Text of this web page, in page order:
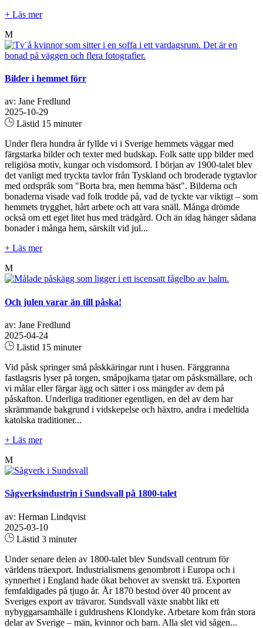
+ Läs mer
M
Bilder i hemmet förr
av: Jane Fredlund
2025-10-29
Lästid 15 minuter
Under flera hundra år fyllde vi i Sverige hemmets väggar med
färgstarka bilder och texter med budskap. Folk satte upp bilder med
religiösa motiv, kungar och visdomsord. I början av 1900-talet blev
det vanligt med tryckta tavlor från Tyskland och broderade tygtavlor
med ordspråk som "Borta bra, men hemma bäst". Bilderna och
bonaderna visade vad folk trodde på, vad de tyckte var viktigt – som
hemmets trygghet, hårt arbete och att vara snäll. Många drömde
också om ett eget litet hus med trädgård. Och än idag hänger sådana
bonader i många hem, särskilt vid jul...
+ Läs mer
M
Och julen varar än till påska!
av: Jane Fredlund
2025-04-24
Lästid 15 minuter
Vid påsk springer små påskkäringar runt i husen. Färggranna
fastlagsris lyser på torgen, småpojkarna tjatar om påsksmällare, och
vi målar eller färgar ägg och sätter i oss mängder av dem på
påskafton. Underliga traditioner egentligen, en del av dem har
skrämmande bakgrund i vidskepelse och häxtro, andra i medeltida
katolska traditioner...
+ Läs mer
M
Sågverksindustrin i Sundsvall på 1800-talet
av: Herman Lindqvist
2025-03-10
Lästid 3 minuter
Under senare delen av 1800-talet blev Sundsvall centrum för
världens träexport. Industrialismens genombrott i Europa och i
synnerhet i England hade ökat behovet av svenskt trä. Exporten
femfaldigades på tjugo år. År 1870 bestod över 40 procent av
Sveriges export av trävaror. Sundsvall växte snabbt likt ett
nybyggarsamhälle i guldrushens Klondyke. Arbetare kom från stora
delar av Sverige – män, kvinnor och barn. Alla slet vid sågen...